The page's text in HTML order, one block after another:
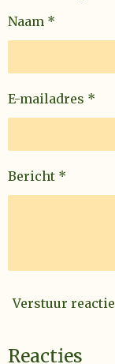
Naam *
E-mailadres *
Bericht *
Verstuur reactie
Reacties